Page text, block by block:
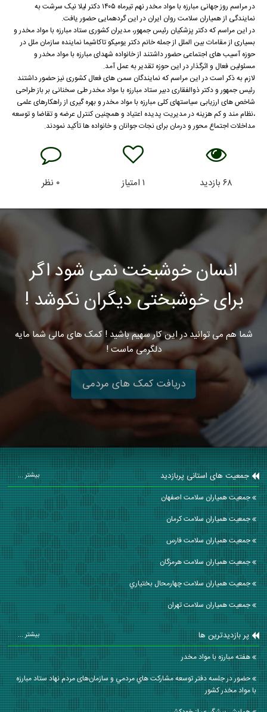
در مراسم روز جهانی مبارزه با مواد مخدر نهم تیرماه ۱۴۰۵ دکتر لیلا نیک سرشت به
نمایندگی از همیاران سلامت روان ایران در این گردهمایی حضور یافت.
در این‌ مراسم که دکتر پزشکیان رئیس جمهور، مدیران کشوری ستاد مبارزه با مواد مخدر و
بسیاری از مقامات بین الملل از جمله خانم دکتر یومیکو تاکاشیما نماینده سازمان ملل در
حوزه آسیب های اجتماعی حضور داشتند از خانواده شهدای مبارزه با مواد مخدر و
مسئولین فعال و اثرگذار در این حوزه تقدیر به عمل آمد.
لازم به ذکر است در این مراسم که نمایندگان سمن های فعال کشوری نیز حضور داشتند
رئیس جمهور و دکتر ذوالفقاری دبیر ستاد مبارزه با مواد مخدر طی سخنانی بر باز طراحی
شاخص های ارزیابی سیاستهای کلی مبارزه با مواد مخدر و بهره گیری از راهکارهای علمی
،نظام مند و کم هزینه در مدیریت پدیده اعتیاد و همچنین کنترل عرضه و تقاضا و توسعه
مداخلات اجتماع محور و درمان برای نجات جوانان و خانواده ها تأکید نمودند.
۶۸بازدید ۱امتیاز ۰ نظر
انسان خوشبخت نمی شود اگر
برای خوشبختی دیگران نکوشد !
شما هم می توانید در این کار سهیم باشید ! کمک های مالی شما مایه
دلگرمی ماست !
دریافت کمک های مردمی
جمعیت های استانی پربازدید بیشتر ...
جمعیت همیاران سلامت اصفهان
جمعیت همیاران سلامت كرمان
جمعیت همیاران سلامت فارس
جمعیت همیاران سلامت هرمزگان
جمعیت همیاران سلامت چهارمحال بختياري
جمعیت همیاران سلامت تهران
پر بازدیدترین ها بیشتر ...
هفته مبارزه با مواد مخدر
حضور در جلسه دفتر توسعه مشاركت هاي مردمي و سازمان‌های مردم نهاد ستاد مبارزه
با مواد مخدر کشور